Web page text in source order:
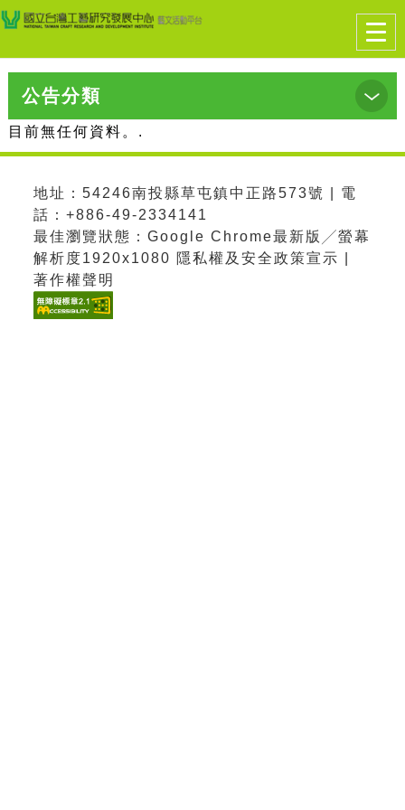
跳到主要內容
網站導覽
前往首頁
公告分類
首頁> 公告資訊
目前無任何資料。.
地址：54246南投縣草屯鎮中正路573號 | 電
話：+886-49-2334141
最佳瀏覽狀態：Google Chrome最新版╱螢幕
解析度1920x1080 隱私權及安全政策宣示 |
著作權聲明